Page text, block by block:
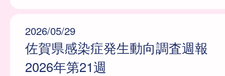
2026/05/29
佐賀県感染症発生動向調査週報
2026年第21週